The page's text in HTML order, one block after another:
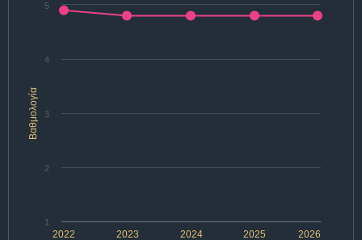
Βαθμολογία
2022 2024 2026
2023 2025
1
2
3
4
5